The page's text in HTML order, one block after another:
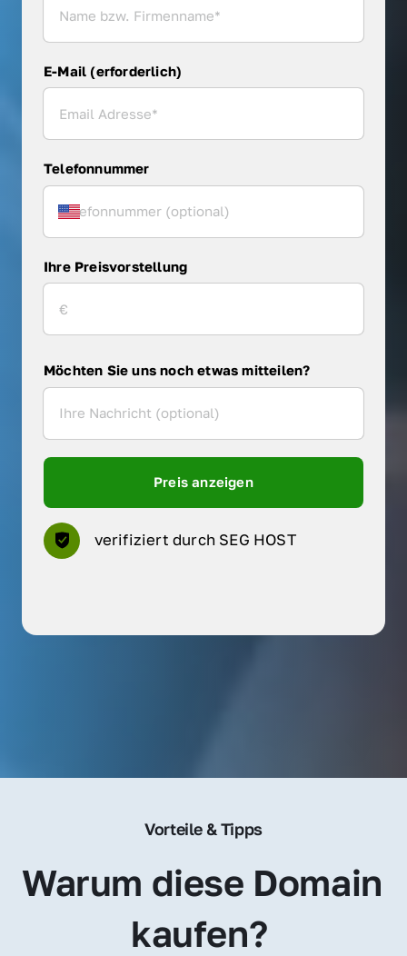
E-Mail (erforderlich)
Telefonnummer
Ihre Preisvorstellung
Möchten Sie uns noch etwas mitteilen?
Preis anzeigen
verifiziert durch SEG HOST
Vorteile & Tipps
Warum diese Domain
kaufen?